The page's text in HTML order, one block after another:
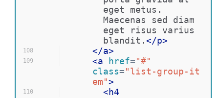
108
109
110
eget metus.
Maecenas sed diam
eget risus varius
blandit.</p>
</a>
<a href="#"
class="list-group-it
em">
<h4